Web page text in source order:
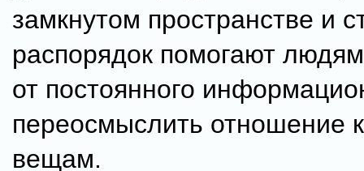
замкнутом пространстве и
распорядок помогают
от постоянного
переосмыслить отношение
вещам.